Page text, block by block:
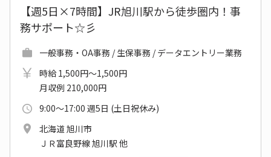
【週5日×7時間】JR旭川駅から徒歩圏内！事
務サポート☆彡
一般事務・OA事務 / 生保事務 / データエントリー業務
時給 1,500円～1,500円
月収例 210,000円
9:00～17:00 週5日 (土日祝休み)
北海道 旭川市
ＪＲ富良野線 旭川駅 他